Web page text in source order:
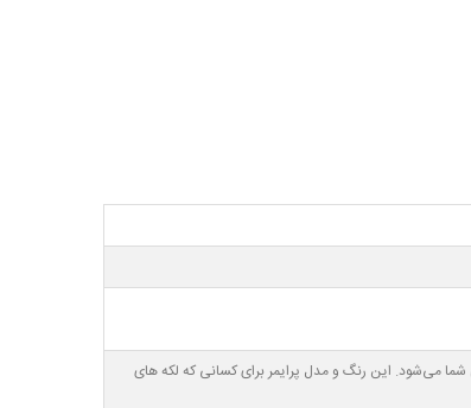
شما می‌شود. این رنگ و مدل پرایمر برای کسانی که لکه های